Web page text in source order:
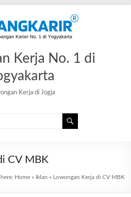
Kerja No. 1 di
Kerja di Jogja
CV MBK
Home» Iklan » Lowongan Kerja di CV MBK